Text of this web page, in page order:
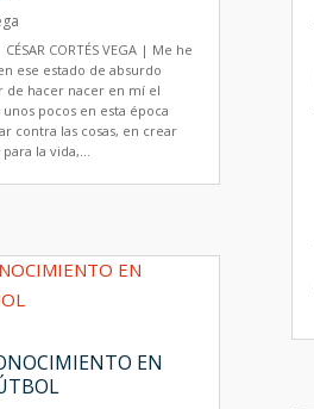
CORTÉS VEGA | Me he
ese estado de absurdo
de hacer nacer en mí el
pocos en esta época
contra las cosas, en crear
la vida,...
EN